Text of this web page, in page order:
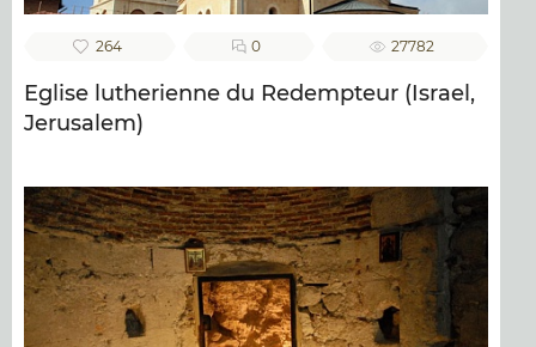
264 0 27782
Eglise lutherienne du Redempteur (Israel,
Jerusalem)